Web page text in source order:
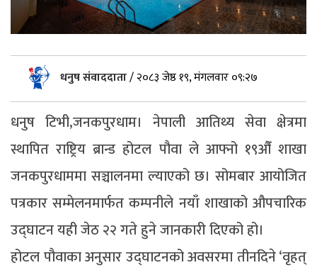
धनुष संवाददाता/२०८३ जेष्ठ १९, मंगलवार ०९:२७
धनुष टिभी,जनकपुरधाम। नेपाली आतिथ्य सेवा क्षेत्रमा
स्थापित राष्ट्रिय ब्रान्ड होटल पौवा ले आफ्नो १९औँ शाखा
जनकपुरधाममा सञ्चालनमा ल्याएको छ। सोमबार आयोजित
पत्रकार सम्मेलनमार्फत कम्पनीले नयाँ शाखाको औपचारिक
उद्घाटन यही जेठ २२ गते हुने जानकारी दिएको हो।
होटल पौवाका अनुसार उद्घाटनको अवसरमा तीनदिने ‘वृहत्